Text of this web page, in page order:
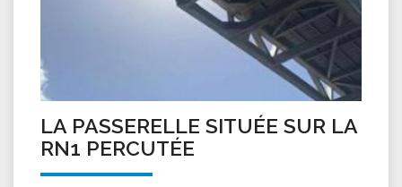
LA PASSERELLE SITUÉE SUR LA
RN1 PERCUTÉE